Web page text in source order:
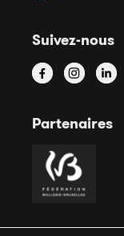
Suivez-nous
Partenaires